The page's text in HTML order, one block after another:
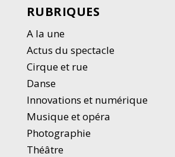
RUBRIQUES
A la une
Actus du spectacle
Cirque et rue
Danse
Innovations et numérique
Musique et opéra
Photographie
Théâtre